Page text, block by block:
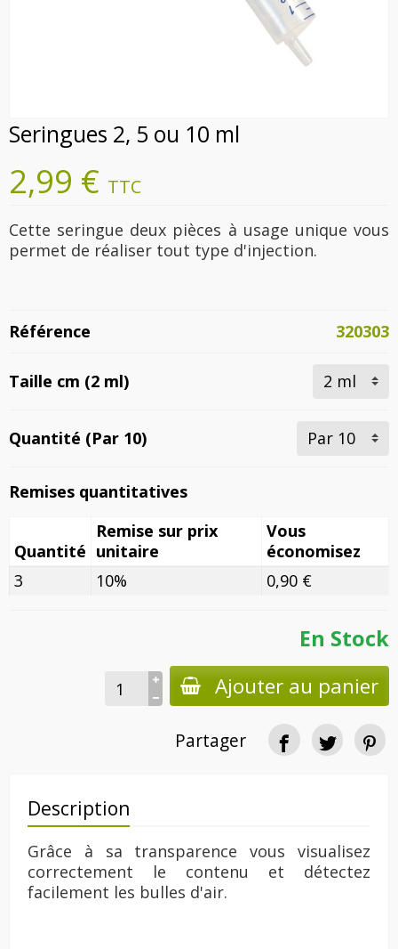
Seringues 2, 5 ou 10 ml
2,99 € TTC
Cette seringue deux pièces à usage unique vous
permet de réaliser tout type d'injection.
Référence 320303
Taille cm (2 ml)
Quantité (Par 10)
Remises quantitatives
Quantité
Remise sur prix
unitaire
Vous
économisez
3
10% 0,90 €
En Stock
Ajouter au panier
Partager
Description
Grâce à sa transparence vous visualisez
correctement le contenu et détectez
facilement les bulles d'air.